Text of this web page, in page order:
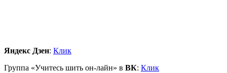
Яндекс Дзен: Клик
Группа «Учитесь шить он-лайн» в ВК: Клик